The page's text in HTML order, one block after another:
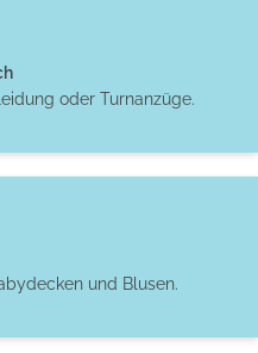
oder Turnanzüge.
und Blusen.